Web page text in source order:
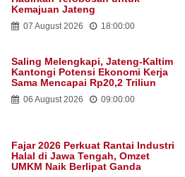
Kemajuan Jateng
07 August 2026 18:00:00
Saling Melengkapi, Jateng-Kaltim
Kantongi Potensi Ekonomi Kerja
Sama Mencapai Rp20,2 Triliun
06 August 2026 09:00:00
Fajar 2026 Perkuat Rantai Industri
Halal di Jawa Tengah, Omzet
UMKM Naik Berlipat Ganda